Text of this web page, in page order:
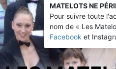
MATELOTS NE
Pour suivre toute
nom de « Les
Facebook et